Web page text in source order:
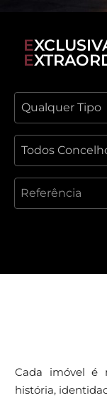
Cada imóvel é
história,